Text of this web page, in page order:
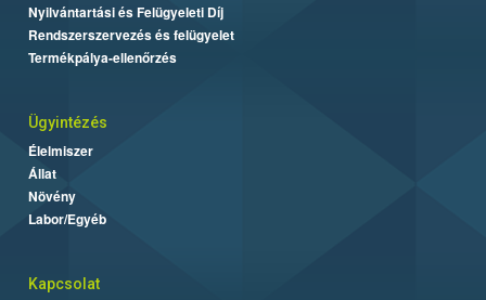
Nyilvántartási és Felügyeleti Díj
Rendszerszervezés és felügyelet
Termékpálya-ellenőrzés
Ügyintézés
Élelmiszer
Állat
Növény
Labor/Egyéb
Kapcsolat